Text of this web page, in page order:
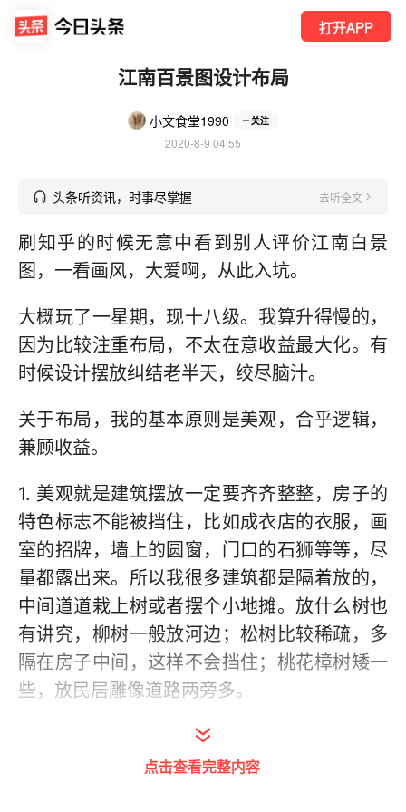
打开APP
江南百景图设计布局
小文食堂1990 关注
2020-8-9 04:55
头条听资讯，时事尽掌握 去听全文
刷知乎的时候无意中看到别人评价江南白景
图，一看画风，大爱啊，从此入坑。
大概玩了一星期，现十八级。我算升得慢的，
因为比较注重布局，不太在意收益最大化。有
时候设计摆放纠结老半天，绞尽脑汁。
关于布局，我的基本原则是美观，合乎逻辑，
兼顾收益。
1. 美观就是建筑摆放一定要齐齐整整，房子的
特色标志不能被挡住，比如成衣店的衣服，画
室的招牌，墙上的圆窗，门口的石狮等等，尽
量都露出来。所以我很多建筑都是隔着放的，
中间道道栽上树或者摆个小地摊。放什么树也
有讲究，柳树一般放河边；松树比较稀疏，多
隔在房子中间，这样不会挡住；桃花樟树矮一
些，放民居雕像道路两旁多。
很高的建筑放河边或者城墙边上，比如望火楼
戏楼之类。因为一旦摆在中间，其后面侧边基
点击查看完整内容